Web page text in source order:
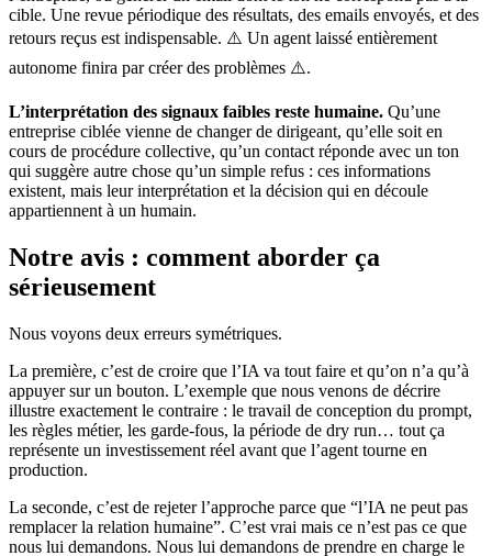
cible. Une revue périodique des résultats, des emails envoyés, et des
retours reçus est indispensable. ⚠️ Un agent laissé entièrement
autonome finira par créer des problèmes ⚠️.
L’interprétation des signaux faibles reste humaine. Qu’une
entreprise ciblée vienne de changer de dirigeant, qu’elle soit en
cours de procédure collective, qu’un contact réponde avec un ton
qui suggère autre chose qu’un simple refus : ces informations
existent, mais leur interprétation et la décision qui en découle
appartiennent à un humain.
Notre avis : comment aborder ça
sérieusement
Nous voyons deux erreurs symétriques.
La première, c’est de croire que l’IA va tout faire et qu’on n’a qu’à
appuyer sur un bouton. L’exemple que nous venons de décrire
illustre exactement le contraire : le travail de conception du prompt,
les règles métier, les garde-fous, la période de dry run… tout ça
représente un investissement réel avant que l’agent tourne en
production.
La seconde, c’est de rejeter l’approche parce que “l’IA ne peut pas
remplacer la relation humaine”. C’est vrai mais ce n’est pas ce que
nous lui demandons. Nous lui demandons de prendre en charge le